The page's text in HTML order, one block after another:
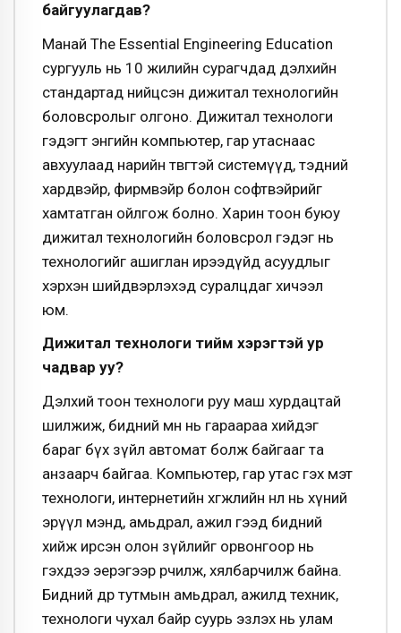
байгуулагдав?
Манай The Essential Engineering Education
сургууль нь 10 жилийн сурагчдад дэлхийн
стандартад нийцсэн дижитал технологийн
боловсролыг олгоно. Дижитал технологи
гэдэгт энгийн компьютер, гар утаснаас
авхуулаад нарийн төвөгтэй системүүд, тэдний
хардвэйр, фирмвэйр болон софтвэйрийг
хамтатган ойлгож болно. Харин тоон буюу
дижитал технологийн боловсрол гэдэг нь
технологийг ашиглан ирээдүйд асуудлыг
хэрхэн шийдвэрлэхэд суралцдаг хичээл
юм.
Дижитал технологи тийм хэрэгтэй ур
чадвар уу?
Дэлхий тоон технологи руу маш хурдацтай
шилжиж, бидний өмнө нь гараараа хийдэг
бараг бүх зүйл автомат болж байгааг та
анзаарч байгаа. Компьютер, гар утас гэх мэт
технологи, интернетийн хөгжлийн нөлөө нь хүний
эрүүл мэнд, амьдрал, ажил гээд бидний
хийж ирсэн олон зүйлийг орвонгоор нь
гэхдээ эерэгээр өөрчилж, хялбарчилж байна.
Бидний өдөр тутмын амьдрал, ажилд техник,
технологи чухал байр суурь эзлэх нь улам